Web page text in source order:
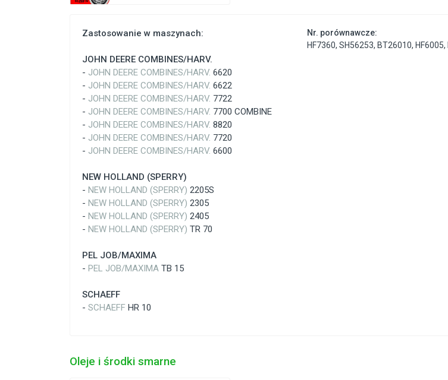
Zastosowanie w maszynach:
JOHN DEERE COMBINES/HARV.
- JOHN DEERE COMBINES/HARV. 6620
- JOHN DEERE COMBINES/HARV. 6622
- JOHN DEERE COMBINES/HARV. 7722
- JOHN DEERE COMBINES/HARV. 7700 COMBINE
- JOHN DEERE COMBINES/HARV. 8820
- JOHN DEERE COMBINES/HARV. 7720
- JOHN DEERE COMBINES/HARV. 6600
NEW HOLLAND (SPERRY)
- NEW HOLLAND (SPERRY) 2205S
- NEW HOLLAND (SPERRY) 2305
- NEW HOLLAND (SPERRY) 2405
- NEW HOLLAND (SPERRY) TR 70
PEL JOB/MAXIMA
- PEL JOB/MAXIMA TB 15
SCHAEFF
- SCHAEFF HR 10
Nr. porównawcze:
HF7360,SH56253, BT26010, HF6005,
Oleje i środki smarne